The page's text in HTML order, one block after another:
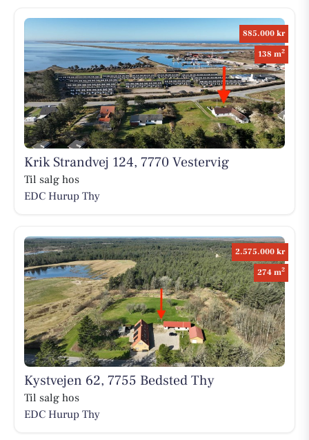
885.000 kr
138 m2
Krik Strandvej 124, 7770 Vestervig
Til salg hos
EDC Hurup Thy
2.575.000 kr
274 m2
Kystvejen 62, 7755 Bedsted Thy
Til salg hos
EDC Hurup Thy